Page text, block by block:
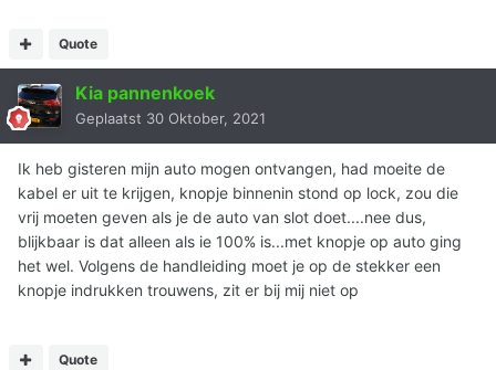
Quote
Kia pannenkoek
Geplaatst 30 Oktober, 2021
Ik heb gisteren mijn auto mogen ontvangen, had moeite de
kabel er uit te krijgen, knopje binnenin stond op lock, zou die
vrij moeten geven als je de auto van slot doet....nee dus,
blijkbaar is dat alleen als ie 100% is...met knopje op auto ging
het wel. Volgens de handleiding moet je op de stekker een
knopje indrukken trouwens, zit er bij mij niet op
Quote